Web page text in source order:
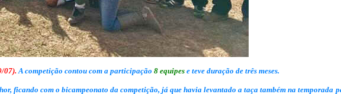
07). A competição contou com a participação 8 equipese teve duração de três meses.
ficando com o bicampeonato da competição, já que havia levantado a taça também na temporada